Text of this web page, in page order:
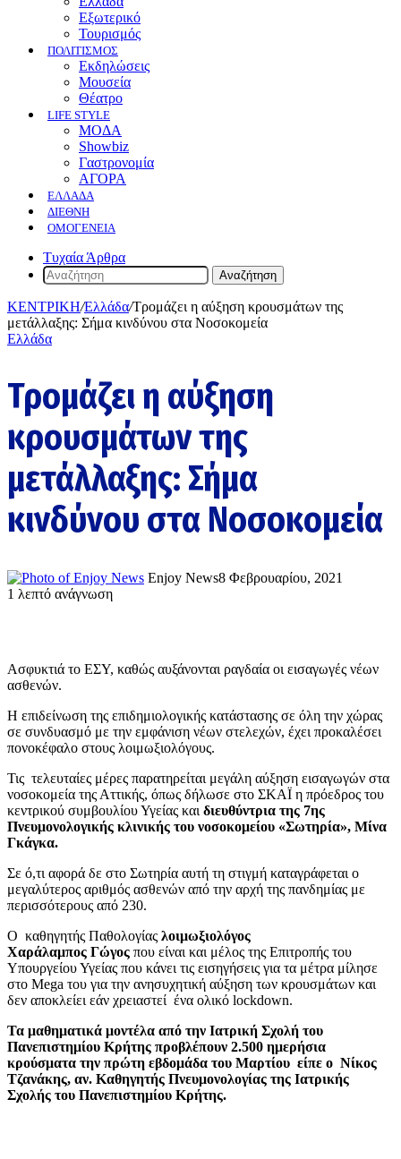
Εξωτερικό
Τουρισμός
ΠΟΛΙΤΙΣΜΟΣ
Eκδηλώσεις
Mουσεία
Θέατρο
LIFE STYLE
ΜΟΔΑ
Showbiz
Γαστρονομία
ΑΓΟΡΑ
ΕΛΛΆΔΑ
ΔΙΕΘΝΉ
ΟΜΟΓΈΝΕΙΑ
Τυχαία Άρθρα
Αναζήτηση
ΚΕΝΤΡΙΚΗ/Ελλάδα/Τρομάζει η αύξηση κρουσμάτων της
μετάλλαξης: Σήμα κινδύνου στα Νοσοκομεία
Ελλάδα
Τρομάζει η αύξηση
κρουσμάτων της
μετάλλαξης: Σήμα
κινδύνου στα Νοσοκομεία
Enjoy News8 Φεβρουαρίου, 2021
1 λεπτό ανάγνωση
Ασφυκτιά το ΕΣΥ, καθώς αυξάνονται ραγδαία οι εισαγωγές νέων
ασθενών.
Η επιδείνωση της επιδημιολογικής κατάστασης σε όλη την χώρας
σε συνδυασμό με την εμφάνιση νέων στελεχών, έχει προκαλέσει
πονοκέφαλο στους λοιμωξιολόγους.
Τις τελευταίες μέρες παρατηρείται μεγάλη αύξηση εισαγωγών στα
νοσοκομεία της Αττικής, όπως δήλωσε στο ΣΚΑΪ η πρόεδρος του
κεντρικού συμβουλίου Υγείας και διευθύντρια της 7ης
Πνευμονολογικής κλινικής του νοσοκομείου «Σωτηρία», Μίνα
Γκάγκα.
Σε ό,τι αφορά δε στο Σωτηρία αυτή τη στιγμή καταγράφεται ο
μεγαλύτερος αριθμός ασθενών από την αρχή της πανδημίας με
περισσότερους από 230.
Ο καθηγητής Παθολογίας λοιμωξιολόγος
Χαράλαμπος Γώγος που είναι και μέλος της Επιτροπής του
Υπουργείου Υγείας που κάνει τις εισηγήσεις για τα μέτρα μίλησε
στο Mega του για την ανησυχητική αύξηση των κρουσμάτων και
δεν αποκλείει εάν χρειαστεί ένα ολικό lockdown.
Τα μαθηματικά μοντέλα από την Ιατρική Σχολή του
Πανεπιστημίου Κρήτης προβλέπουν 2.500 ημερήσια
κρούσματα την πρώτη εβδομάδα του Μαρτίου είπε ο Νίκος
Τζανάκης, αν. Καθηγητής Πνευμονολογίας της Ιατρικής
Σχολής του Πανεπιστημίου Κρήτης.